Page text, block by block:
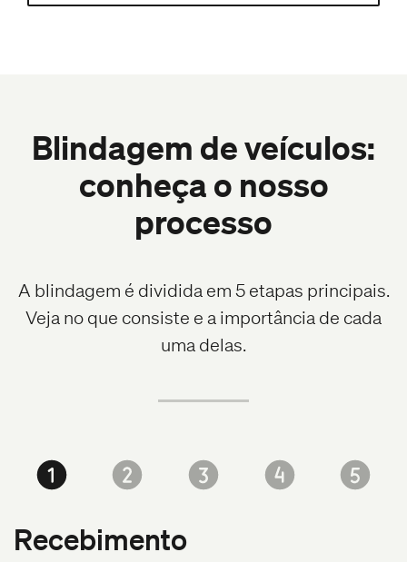
Blindagem de veículos:
conheça o nosso
processo
A blindagem é dividida em 5 etapas principais.
Veja no que consiste e a importância de cada
uma delas.
Recebimento